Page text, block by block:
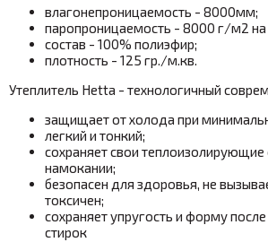
влагонепроницаемость - 8000мм;
паропроницаемость - 8000 г/м2 на
состав - 100% полиэфир;
плотность - 125 гр./м.кв.
Утеплитель Hetta - технологичный
защищает от холода при
легкий и тонкий;
сохраняет свои
намокании;
безопасен для здоровья, не
токсичен;
сохраняет упругость и форму
стирок